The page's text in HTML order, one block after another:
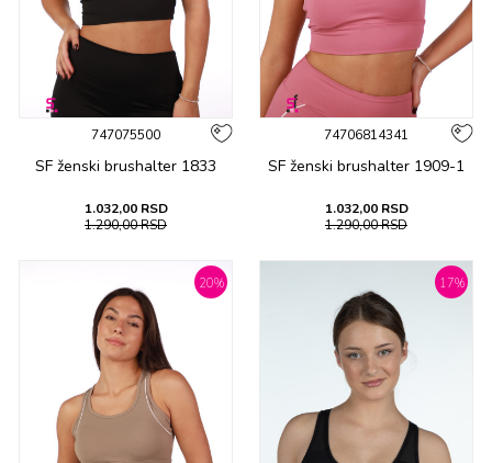
747075500
SF ženski brushalter 1833
1.032,00 RSD
1.290,00RSD
74706814341
SF ženski brushalter 1909-1
1.032,00 RSD
1.290,00RSD
20% 17%